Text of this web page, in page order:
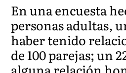
En una encuesta
personas adultas,
haber tenido
de 100 parejas; un